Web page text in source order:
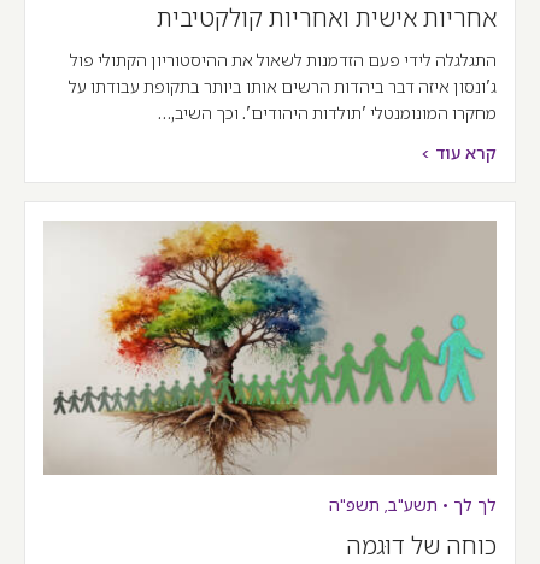
אחריות אישית ואחריות קולקטיבית
התגלגלה לידי פעם הזדמנות לשאול את ההיסטוריון הקתולי פול
ג'ונסון איזה דבר ביהדות הרשים אותו ביותר בתקופת עבודתו על
מחקרו המונומנטלי 'תולדות היהודים'. וכך השיב,…
קרא עוד >
לך לך • תשע"ב, תשפ"ה
כוחה של דוּגמה